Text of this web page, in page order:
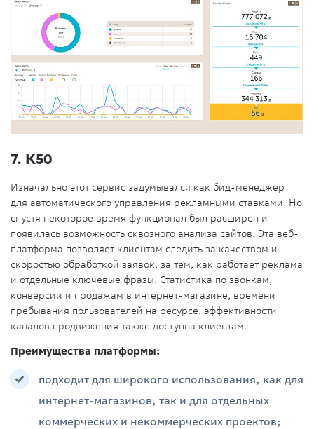
7. К50
Изначально этот сервис задумывался как бид-менеджер
для автоматического управления рекламными ставками. Но
спустя некоторое время функционал был расширен и
появилась возможность сквозного анализа сайтов. Эта веб-
платформа позволяет клиентам следить за качеством и
скоростью обработкой заявок, за тем, как работает реклама
и отдельные ключевые фразы. Статистика по звонкам,
конверсии и продажам в интернет-магазине, времени
пребывания пользователей на ресурсе, эффективности
каналов продвижения также доступна клиентам.
Преимущества платформы:
подходит для широкого использования, как для
интернет-магазинов, так и для отдельных
коммерческих и некоммерческих проектов;